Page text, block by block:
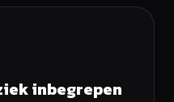
inbegrepen